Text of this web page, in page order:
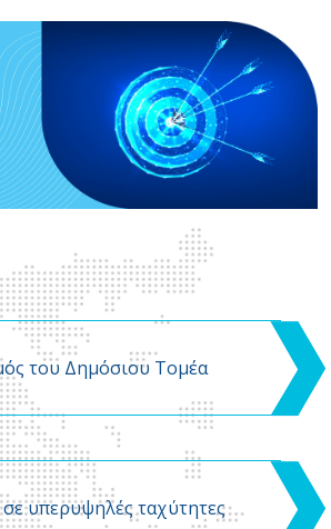
του Δημόσιου Τομέα
υπερυψηλές ταχύτητες